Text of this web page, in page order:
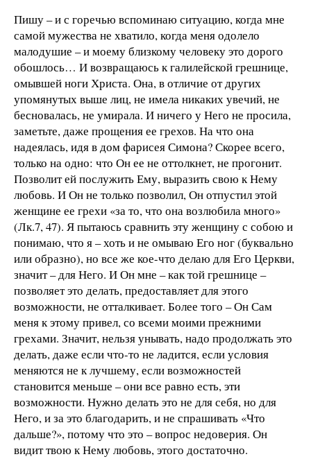
Пишу – и с горечью вспоминаю ситуацию, когда мне
самой мужества не хватило, когда меня одолело
малодушие – и моему близкому человеку это дорого
обошлось… И возвращаюсь к галилейской грешнице,
омывшей ноги Христа. Она, в отличие от других
упомянутых выше лиц, не имела никаких увечий, не
бесновалась, не умирала. И ничего у Него не просила,
заметьте, даже прощения ее грехов. На что она
надеялась, идя в дом фарисея Симона? Скорее всего,
только на одно: что Он ее не оттолкнет, не прогонит.
Позволит ей послужить Ему, выразить свою к Нему
любовь. И Он не только позволил, Он отпустил этой
женщине ее грехи «за то, что она возлюбила много»
(Лк.7, 47). Я пытаюсь сравнить эту женщину с собою и
понимаю, что я – хоть и не омываю Его ног (буквально
или образно), но все же кое-что делаю для Его Церкви,
значит – для Него. И Он мне – как той грешнице –
позволяет это делать, предоставляет для этого
возможности, не отталкивает. Более того – Он Сам
меня к этому привел, со всеми моими прежними
грехами. Значит, нельзя унывать, надо продолжать это
делать, даже если что-то не ладится, если условия
меняются не к лучшему, если возможностей
становится меньше – они все равно есть, эти
возможности. Нужно делать это не для себя, но для
Него, и за это благодарить, и не спрашивать «Что
дальше?», потому что это – вопрос недоверия. Он
видит твою к Нему любовь, этого достаточно.